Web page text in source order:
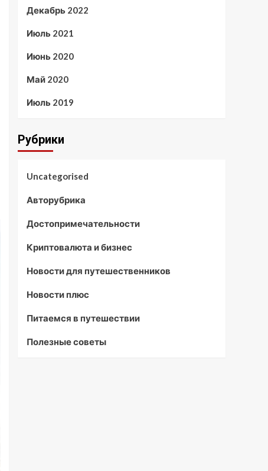
Декабрь 2022
Июль 2021
Июнь 2020
Май 2020
Июль 2019
Рубрики
Uncategorised
Авторубрика
Достопримечательности
Криптовалюта и бизнес
Новости для путешественников
Новости плюс
Питаемся в путешествии
Полезные советы